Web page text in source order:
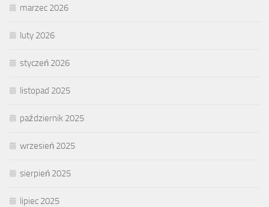
marzec 2026
luty 2026
styczeń 2026
listopad 2025
październik 2025
wrzesień 2025
sierpień 2025
lipiec 2025